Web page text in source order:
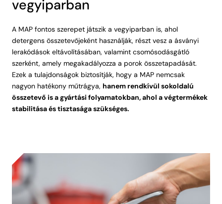
vegyiparban
A MAP fontos szerepet játszik a vegyiparban is, ahol
detergens összetevőjeként használják, részt vesz a ásványi
lerakódások eltávolításában, valamint csomósodásgátló
szerként, amely megakadályozza a porok összetapadását.
Ezek a tulajdonságok biztosítják, hogy a MAP nemcsak
nagyon hatékony műtrágya, hanem rendkívül sokoldalú
összetevő is a gyártási folyamatokban, ahol a végtermékek
stabilitása és tisztasága szükséges.